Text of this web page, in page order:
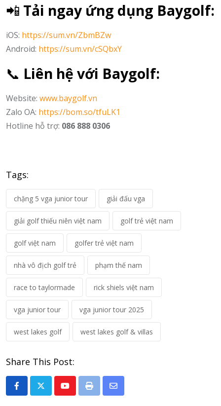
📲 Tải ngay ứng dụng Baygolf:
iOS: https://sum.vn/ZbmBZw
Android: https://sum.vn/cSQbxY
📞 Liên hệ với Baygolf:
Website: www.baygolf.vn
Zalo OA: https://bom.so/tfuLK1
Hotline hỗ trợ: 086 888 0306
Tags:
chặng 5 vga junior tour giải đấu vga
giải golf thiếu niên việt nam golf trẻ việt nam
golf việt nam golfer trẻ việt nam
nhà vô địch golf trẻ phạm thế nam
race to taylormade rick shiels việt nam
vga junior tour vga junior tour 2025
west lakes golf west lakes golf & villas
Share This Post:
YoutubePrint
Share